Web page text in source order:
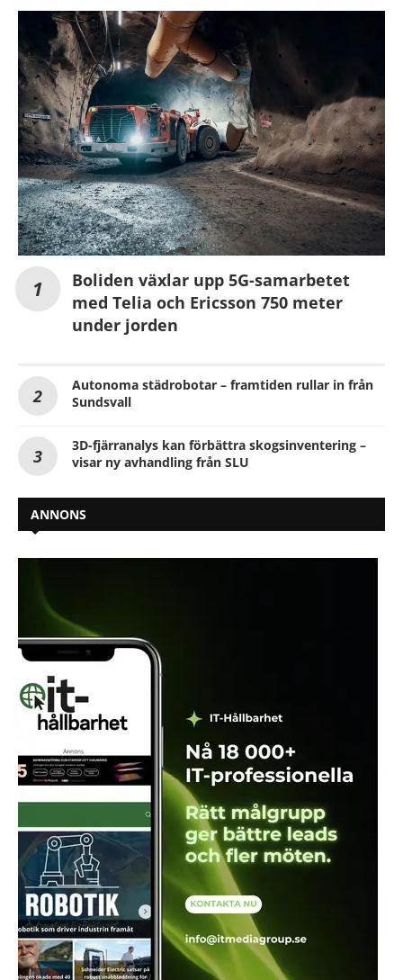
Boliden växlar upp 5G-samarbetet
med Telia och Ericsson 750 meter
under jorden
Autonoma städrobotar – framtiden rullar in från
Sundsvall
3D-fjärranalys kan förbättra skogsinventering –
visar ny avhandling från SLU
ANNONS